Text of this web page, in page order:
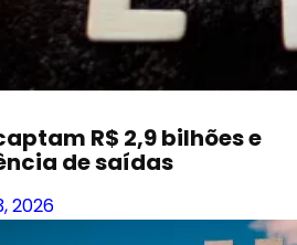
R$ 2,9 bilhões e
de saídas
2026